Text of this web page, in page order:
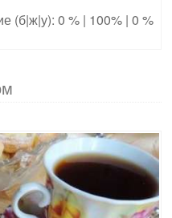
(б|ж|у): 0 % | 100% | 0 %